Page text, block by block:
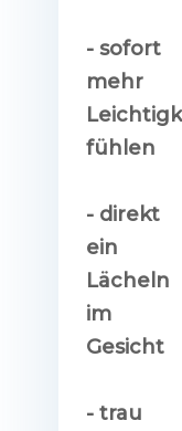
- sofort
mehr
fühlen
- direkt
ein
Lächeln
im
Gesicht
- trau